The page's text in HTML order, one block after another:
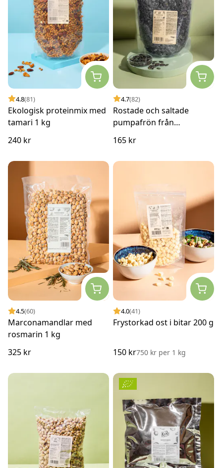
4.8(81)
Ekologisk proteinmix med
tamari 1 kg
240 kr
4.7(82)
Rostade och saltade
pumpafrön från
165 kr
4.5(60)
Marconamandlar med
rosmarin 1 kg
325 kr
4.0(41)
Frystorkad ost i bitar 200 g
150 kr750 kr per 1 kg